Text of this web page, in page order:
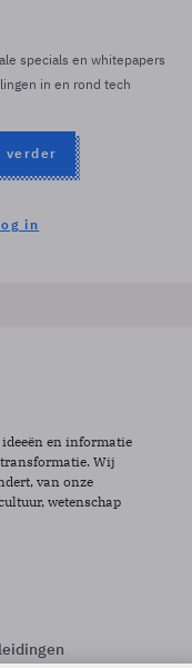
specials en whitepapers
in en rond tech
verder
in
en informatie
Wij
van onze
wetenschap